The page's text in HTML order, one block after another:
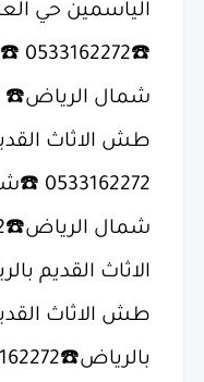
الياسمين حي
طش الاثاث